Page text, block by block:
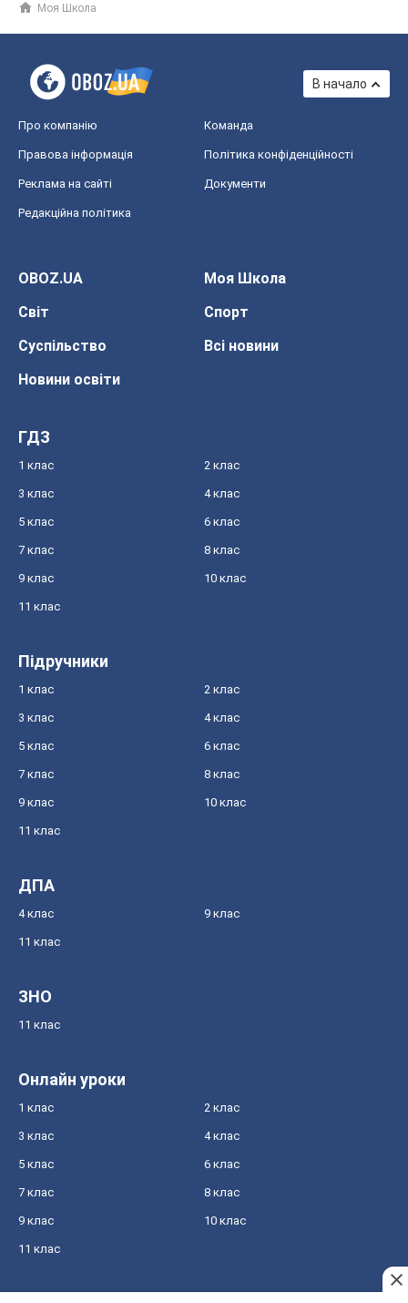
Моя Школа
В начало
Про компанію Команда
Правова інформація Політика конфіденційності
Реклама на сайті Документи
Редакційна політика
OBOZ.UA
Моя Школа
Світ
Спорт
Суспільство
Всі новини
Новини освіти
ГДЗ
1 клас 2 клас
3 клас 4 клас
5 клас 6 клас
7 клас 8 клас
9 клас 10 клас
11 клас
Підручники
1 клас 2 клас
3 клас 4 клас
5 клас 6 клас
7 клас 8 клас
9 клас 10 клас
11 клас
ДПА
4 клас 9 клас
11 клас
ЗНО
11 клас
Онлайн уроки
1 клас 2 клас
3 клас 4 клас
5 клас 6 клас
7 клас 8 клас
9 клас 10 клас
11 клас